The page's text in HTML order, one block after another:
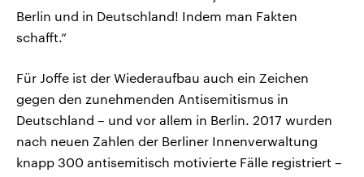
Berlin und in Deutschland! Indem man Fakten
schafft.“
Für Joffe ist der Wiederaufbau auch ein Zeichen
gegen den zunehmenden Antisemitismus in
Deutschland – und vor allem in Berlin. 2017 wurden
nach neuen Zahlen der Berliner Innenverwaltung
knapp 300 antisemitisch motivierte Fälle registriert –